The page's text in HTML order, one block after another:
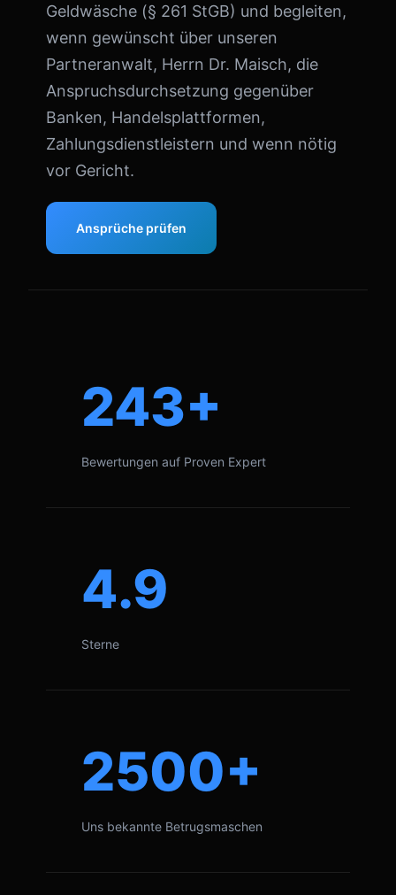
Geldwäsche (§ 261 StGB) und begleiten,
wenn gewünscht über unseren
Partneranwalt, Herrn Dr. Maisch, die
Anspruchsdurchsetzung gegenüber
Banken, Handelsplattformen,
Zahlungsdienstleistern und wenn nötig
vor Gericht.
Ansprüche prüfen
243+
Bewertungen auf Proven Expert
4.9
Sterne
2500+
Uns bekannte Betrugsmaschen